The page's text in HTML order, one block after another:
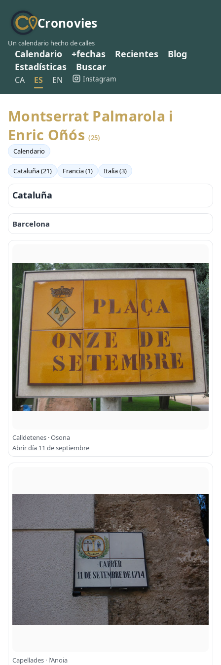
Cronovies
Un calendario hecho de calles
Calendario +fechas Recientes
Blog
Estadísticas
Buscar
CA ES EN Instagram
Montserrat Palmarola i
Enric Oñós(25)
Calendario
Cataluña (21) Francia (1) Italia (3)
Cataluña
Barcelona
Calldetenes · Osona
Abrir día 11 de septiembre
Capellades · l'Anoia